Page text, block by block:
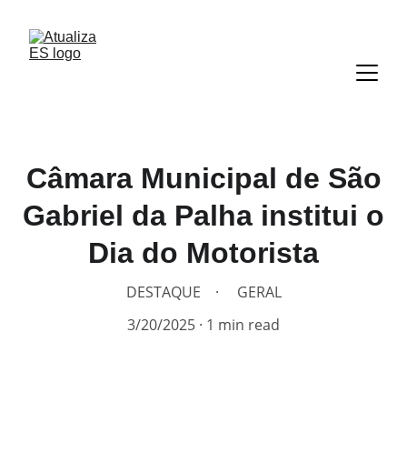
Câmara Municipal de São
Gabriel da Palha institui o
Dia do Motorista
DESTAQUE
GERAL
3/20/2025 1 min read